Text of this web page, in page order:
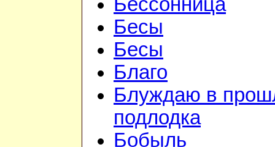
Бессонница
Бесы
Бесы
Благо
Блуждаю в
подлодка
Бобыль